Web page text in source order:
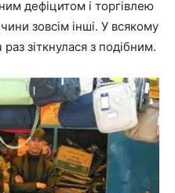
дефіцитом і торгівлею
зовсім інші. У всякому
зіткнулася з подібним.